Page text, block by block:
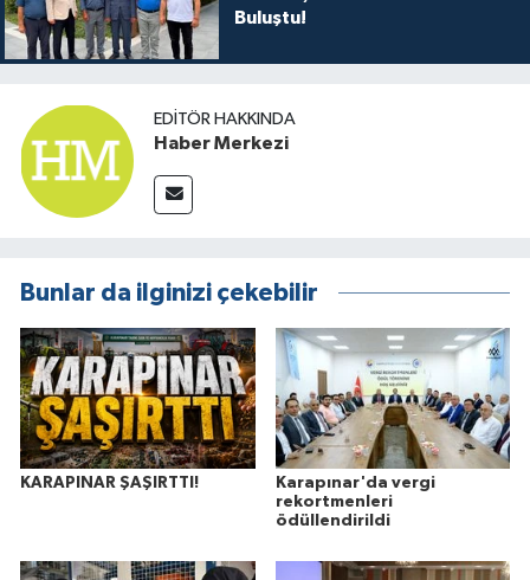
Buluştu!
EDITÖR HAKKINDA
Haber Merkezi
Bunlar da ilginizi çekebilir
KARAPINAR ŞAŞIRTTI!
Karapınar'da vergi
rekortmenleri
ödüllendirildi